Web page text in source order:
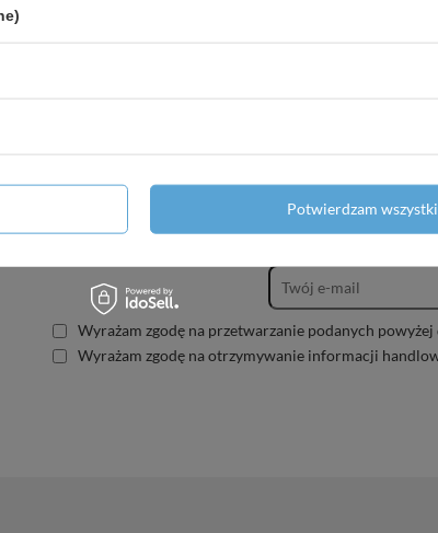
Zapisz się do
Wyrażam zgodę na przetwarzanie podanych
Wyrażam zgodę na otrzymywanie informacji
Potwierdzam